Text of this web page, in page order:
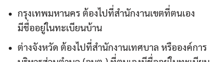
กรุงเทพมหานคร ต้องไปที่สำนักงานเขตที่ตนเอง
มีชื่ออยู่ในทะเบียนบ้าน
ต่างจังหวัด ต้องไปที่สำนักงานเทศบาล หรือองค์การ